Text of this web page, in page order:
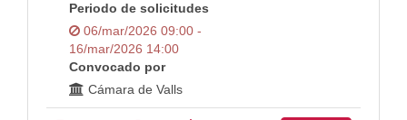
Periodo de solicitudes
06/mar/2026 09:00 -
16/mar/2026 14:00
Convocado por
Cámara de Valls